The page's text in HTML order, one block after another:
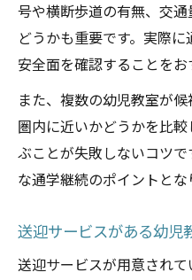
号や横断歩道の有無、交
どうかも重要です。実際
安全面を確認することをお
また、複数の幼児教室が
圏内に近いかどうかを比
ぶことが失敗しないコツ
な通学継続のポイントとな
送迎サービスがある幼児
送迎サービスが用意され